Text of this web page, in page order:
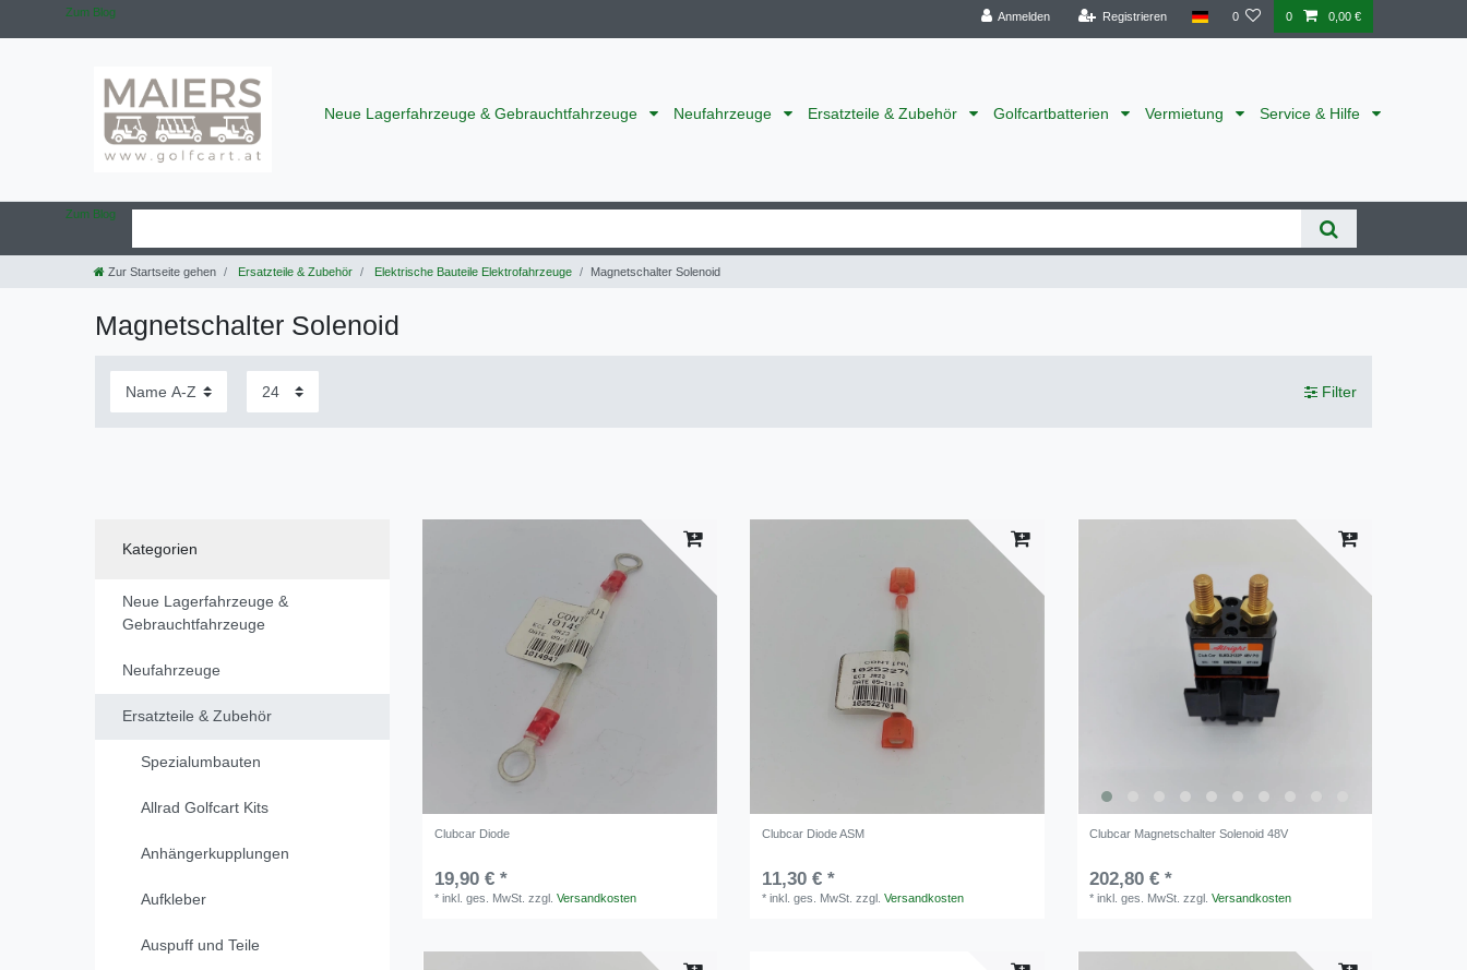
Zum Blog Anmelden Registrieren 0 0 0,00 €
Neue Lagerfahrzeuge & Gebrauchtfahrzeuge Neufahrzeuge Ersatzteile & Zubehör Golfcartbatterien Vermietung Service & Hilfe
Zum Blog
Zur Startseite gehen Ersatzteile & Zubehör Elektrische Bauteile Elektrofahrzeuge Magnetschalter Solenoid
Magnetschalter Solenoid
Filter
Kategorien
Neue Lagerfahrzeuge &
Gebrauchtfahrzeuge
Neufahrzeuge
Ersatzteile & Zubehör
Spezialumbauten
Allrad Golfcart Kits
Anhängerkupplungen
Aufkleber
Auspuff und Teile
Clubcar Diode
19,90 € *
*inkl. ges. MwSt. zzgl.Versandkosten
Clubcar Diode ASM
11,30 € *
*inkl. ges. MwSt. zzgl.Versandkosten
Clubcar Magnetschalter Solenoid 48V
202,80 € *
*inkl. ges. MwSt. zzgl.Versandkosten